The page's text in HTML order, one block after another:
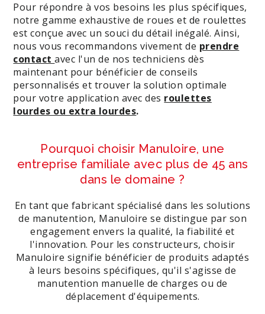
Pour répondre à vos besoins les plus spécifiques,
notre gamme exhaustive de roues et de roulettes
est conçue avec un souci du détail inégalé. Ainsi,
nous vous recommandons vivement de prendre
contactavec l'un de nos techniciens dès
maintenant pour bénéficier de conseils
personnalisés et trouver la solution optimale
pour votre application avec des roulettes
lourdes ou extra lourdes.
Pourquoi choisir Manuloire, une
entreprise familiale avec plus de 45 ans
dans le domaine ?
En tant que fabricant spécialisé dans les solutions
de manutention, Manuloire se distingue par son
engagement envers la qualité, la fiabilité et
l'innovation. Pour les constructeurs, choisir
Manuloire signifie bénéficier de produits adaptés
à leurs besoins spécifiques, qu'il s'agisse de
manutention manuelle de charges ou de
déplacement d'équipements.